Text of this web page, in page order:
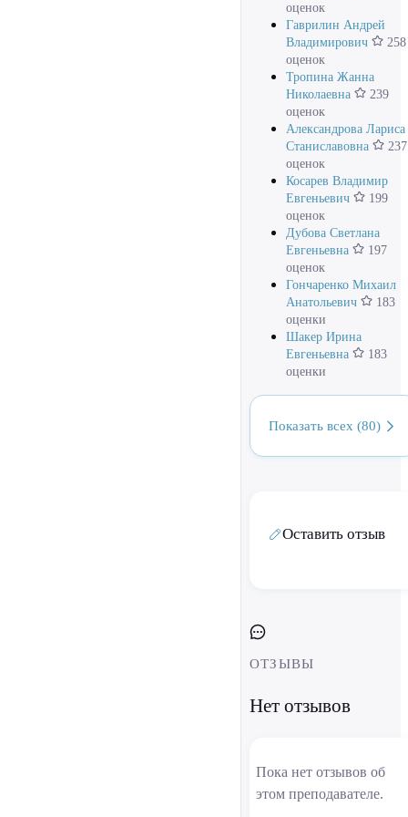
оценок
Гаврилин Андрей
Владимирович
258
оценок
Тропина Жанна
Николаевна
239
оценок
Александрова Лариса
Станиславовна
237
оценок
Косарев Владимир
Евгеньевич
199
оценок
Дубова Светлана
Евгеньевна
197
оценок
Гончаренко Михаил
Анатольевич
183
оценки
Шакер Ирина
Евгеньевна
183
оценки
Показать всех (80)
Оставить отзыв
ОТЗЫВЫ
Нет отзывов
Пока нет отзывов об
этом преподавателе.